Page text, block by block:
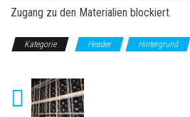
Zugang zu den Materialien blockiert.
Kategorie Header Hintergrund